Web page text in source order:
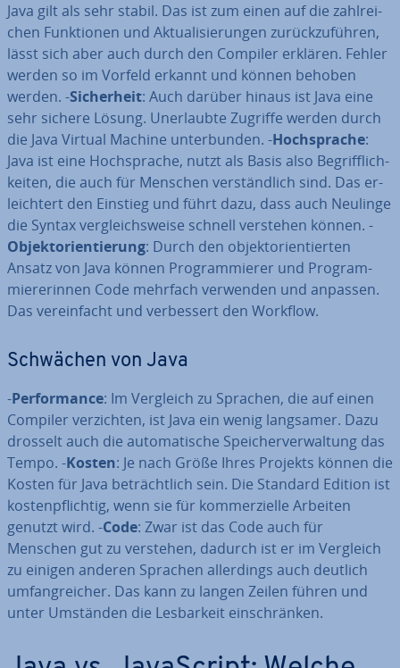
Java gilt als sehr stabil. Das ist zum einen auf die zahl­rei­
chen Funk­tio­nen und Ak­tua­li­sie­run­gen zu­rück­zu­füh­ren,
lässt sich aber auch durch den Compiler erklären. Fehler
werden so im Vorfeld erkannt und können behoben
werden. -Si­cher­heit: Auch darüber hinaus ist Java eine
sehr sichere Lösung. Un­er­laub­te Zugriffe werden durch
die Java Virtual Machine un­ter­bun­den. -Hoch­spra­che:
Java ist eine Hoch­spra­che, nutzt als Basis also Be­griff­lich­
kei­ten, die auch für Menschen ver­ständ­lich sind. Das er­
leich­tert den Einstieg und führt dazu, dass auch Neulinge
die Syntax ver­gleichs­wei­se schnell verstehen können. -
Ob­jekt­ori­en­tie­rung: Durch den ob­jekt­ori­en­tier­ten
Ansatz von Java können Pro­gram­mie­rer und Pro­gram­
mie­re­rin­nen Code mehrfach verwenden und anpassen.
Das ver­ein­facht und ver­bes­sert den Workflow.
Schwächen von Java
-Per­for­mance: Im Vergleich zu Sprachen, die auf einen
Compiler ver­zich­ten, ist Java ein wenig langsamer. Dazu
drosselt auch die au­to­ma­ti­sche Spei­cher­ver­wal­tung das
Tempo. -Kosten: Je nach Größe Ihres Projekts können die
Kosten für Java be­trächt­lich sein. Die Standard Edition ist
kos­ten­pflich­tig, wenn sie für kom­mer­zi­el­le Arbeiten
genutzt wird. -Code: Zwar ist das Code auch für
Menschen gut zu verstehen, dadurch ist er im Vergleich
zu einigen anderen Sprachen al­ler­dings auch deutlich
um­fang­rei­cher. Das kann zu langen Zeilen führen und
unter Umständen die Les­bar­keit ein­schrän­ken.